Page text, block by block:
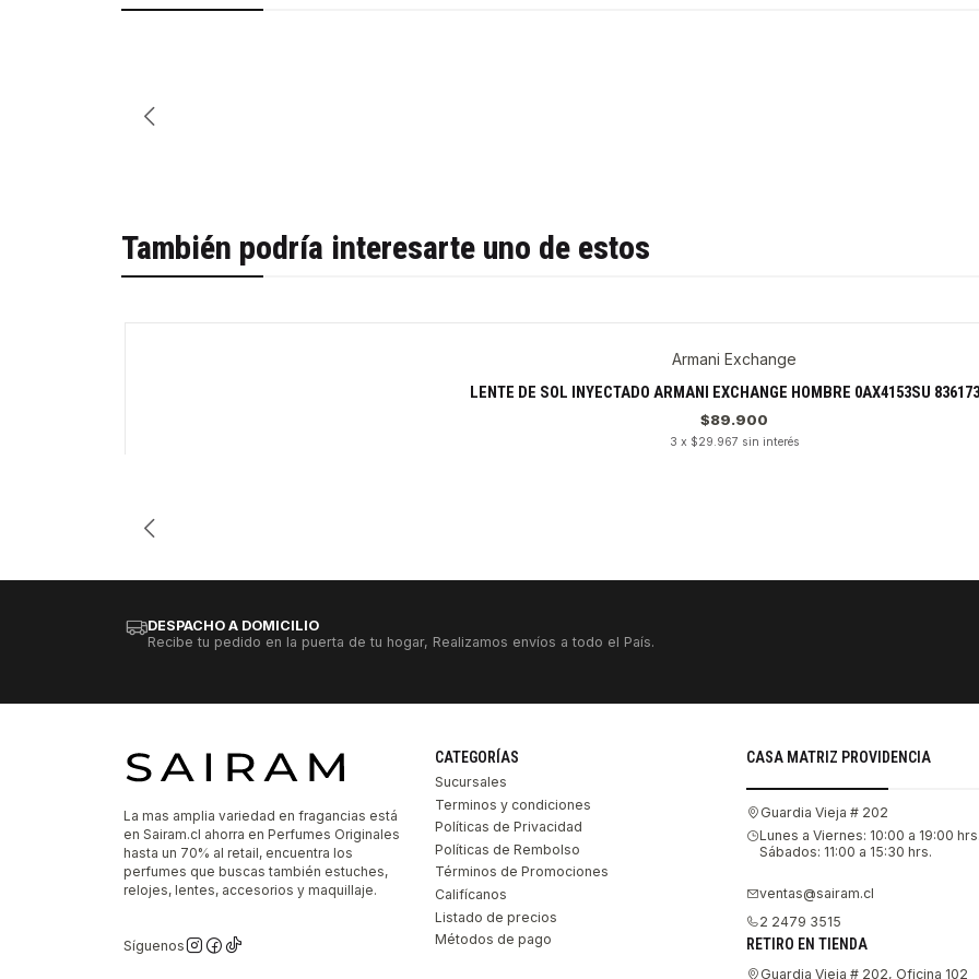
También podría interesarte uno de estos
Armani Exchange
LENTE DE SOL INYECTADO ARMANI EXCHANGE HOMBRE 0AX4153SU
$89.900
3 x $29.967 sin interés
DESPACHO A DOMICILIO
Recibe tu pedido en la puerta de tu hogar, Realizamos envíos a todo el País.
La mas amplia variedad en fragancias está
en Sairam.cl ahorra en Perfumes Originales
hasta un 70% al retail, encuentra los
perfumes que buscas también estuches,
relojes, lentes, accesorios y maquillaje.
Síguenos
CATEGORÍAS
Sucursales
Terminos y condiciones
Políticas de Privacidad
Políticas de Rembolso
Términos de Promociones
Califícanos
Listado de precios
Métodos de pago
CASA MATRIZ PROVIDENCIA
Guardia Vieja # 202
Lunes a Viernes: 10:00 a 19:00
Sábados: 11:00 a 15:30 hrs.
ventas@sairam.cl
2 2479 3515
RETIRO EN TIENDA
Guardia Vieja # 202, Oficina 102